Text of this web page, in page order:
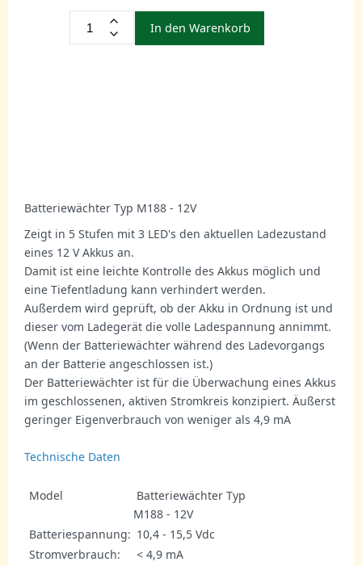
In den Warenkorb
Batteriewächter Typ M188 - 12V
Zeigt in 5 Stufen mit 3 LED's den aktuellen Ladezustand
eines 12 V Akkus an.
Damit ist eine leichte Kontrolle des Akkus möglich und
eine Tiefentladung kann verhindert werden.
Außerdem wird geprüft, ob der Akku in Ordnung ist und
dieser vom Ladegerät die volle Ladespannung annimmt.
(Wenn der Batteriewächter während des Ladevorgangs
an der Batterie angeschlossen ist.)
Der Batteriewächter ist für die Überwachung eines Akkus
im geschlossenen, aktiven Stromkreis konzipiert. Äußerst
geringer Eigenverbrauch von weniger als 4,9 mA
Technische Daten
Model
Batteriewächter Typ
M188 - 12V
Batteriespannung: 10,4 - 15,5 Vdc
Stromverbrauch:
< 4,9 mA